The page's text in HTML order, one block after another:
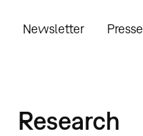
Newsletter Presse
Research